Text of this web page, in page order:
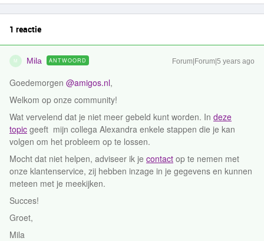
1 reactie
M Mila ANTWOORD Forum|Forum|5 years ago
Goedemorgen @amigos.nl,
Welkom op onze community!
Wat vervelend dat je niet meer gebeld kunt worden. In deze
topic geeft mijn collega Alexandra enkele stappen die je kan
volgen om het probleem op te lossen.
Mocht dat niet helpen, adviseer ik je contact op te nemen met
onze klantenservice, zij hebben inzage in je gegevens en kunnen
meteen met je meekijken.
Succes!
Groet,
Mila